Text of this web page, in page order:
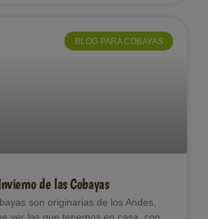
BLOG PARA COBAYAS
de las Cobayas
son originarias de los Andes,